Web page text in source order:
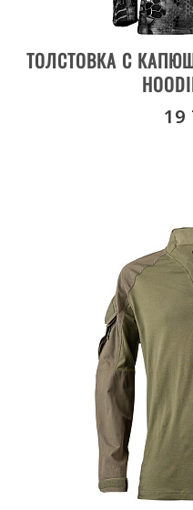
ТОЛСТОВКА С
19